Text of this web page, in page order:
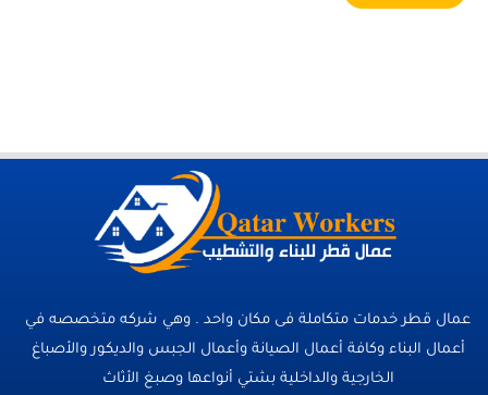
عمال قطر خدمات متكاملة فى مكان واحد . وهي شركه متخصصه في
أعمال البناء وكافة أعمال الصيانة وأعمال الجبس والديكور والأصباغ
الخارجية والداخلية بشتي أنواعها وصبغ الأثاث